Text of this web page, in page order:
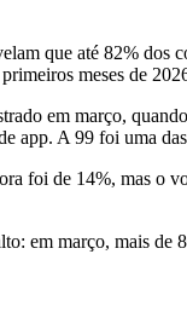
que até 82%
meses de
em março,
app. A 99 foi uma
foi de 14%, mas o
em março, mais de